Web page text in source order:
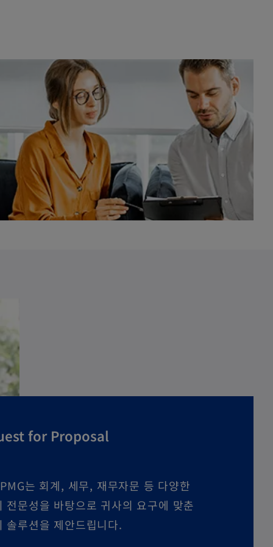
for Proposal
는 회계, 세무, 재무자문 등 다양한
전문성을 바탕으로 귀사의 요구에 맞춘
솔루션을 제안드립니다.